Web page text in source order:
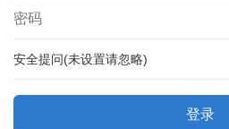
安全提问(未设置请忽略)
登录